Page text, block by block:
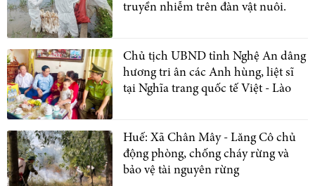
truyền nhiễm trên đàn vật nuôi.
Chủ tịch UBND tỉnh Nghệ An dâng
hương tri ân các Anh hùng, liệt sĩ
tại Nghĩa trang quốc tế Việt - Lào
Huế: Xã Chân Mây - Lăng Cô chủ
động phòng, chống cháy rừng và
bảo vệ tài nguyên rừng